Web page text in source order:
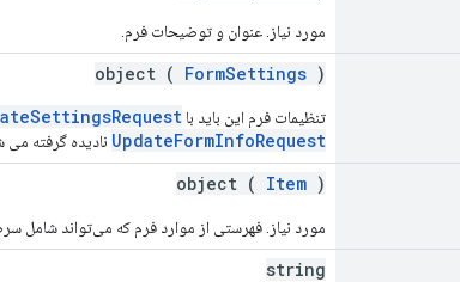
مورد نیاز. عنوان و توضیحات فرم.
object ( FormSettings )
تنظیمات فرم این باید با
UpdateFormInfoRequest نادیده گرفته می
object ( Item )
مورد نیاز. فهرستی از موارد فرم که می‌تواند شامل
string